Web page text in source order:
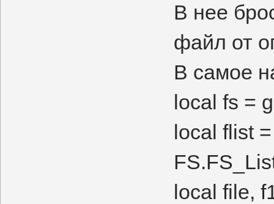
В нее
файл от
В самое
local fs =
local flist
local file,